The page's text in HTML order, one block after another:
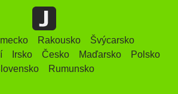
Rakousko
Švýcarsko
Irsko Česko Maďarsko
Polsko
Rumunsko